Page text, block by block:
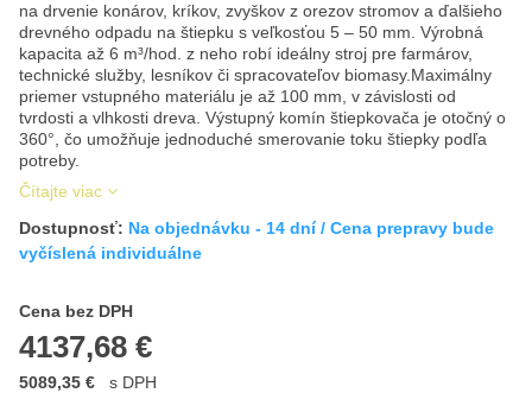
na drvenie konárov, kríkov, zvyškov z orezov stromov a ďalšieho
drevného odpadu na štiepku s veľkosťou 5 – 50 mm. Výrobná
kapacita až 6 m³/hod. z neho robí ideálny stroj pre farmárov,
technické služby, lesníkov či spracovateľov biomasy.Maximálny
priemer vstupného materiálu je až 100 mm, v závislosti od
tvrdosti a vlhkosti dreva. Výstupný komín štiepkovača je otočný o
360°, čo umožňuje jednoduché smerovanie toku štiepky podľa
potreby.
Čítajte viac
Dostupnosť: Na objednávku - 14 dní / Cena prepravy bude
vyčíslená individuálne
Cena bez DPH
4137,68 €
Cena s DPH
5089,35 € s DPH